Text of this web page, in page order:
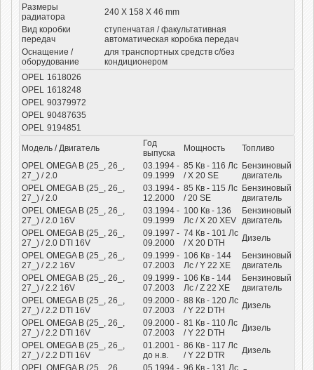
Размеры
радиатора
240 X 158 X 46 mm
Вид коробки
передач
ступенчатая / факультативная
автоматическая коробка передач
Оснащение /
оборудование
для транспортных средств с/без
кондиционером
OPEL 1618026
OPEL 1618248
OPEL 90379972
OPEL 90487635
OPEL 9194851
Модель / Двигатель
Год
выпуска
Мощность
Топливо
OPEL OMEGA B (25_, 26_,
27_) / 2.0
03.1994 -
09.1999
85 Кв - 116 Лс
/ X 20 SE
Бензиновый
двигатель
OPEL OMEGA B (25_, 26_,
27_) / 2.0
03.1994 -
12.2000
85 Кв - 115 Лс
/ 20 SE
Бензиновый
двигатель
OPEL OMEGA B (25_, 26_,
27_) / 2.0 16V
03.1994 -
09.1999
100 Кв - 136
Лс / X 20 XEV
Бензиновый
двигатель
OPEL OMEGA B (25_, 26_,
27_) / 2.0 DTI 16V
09.1997 -
09.2000
74 Кв - 101 Лс
/ X 20 DTH
Дизель
OPEL OMEGA B (25_, 26_,
27_) / 2.2 16V
09.1999 -
07.2003
106 Кв - 144
Лс / Y 22 XE
Бензиновый
двигатель
OPEL OMEGA B (25_, 26_,
27_) / 2.2 16V
09.1999 -
07.2003
106 Кв - 144
Лс / Z 22 XE
Бензиновый
двигатель
OPEL OMEGA B (25_, 26_,
27_) / 2.2 DTI 16V
09.2000 -
07.2003
88 Кв - 120 Лс
/ Y 22 DTH
Дизель
OPEL OMEGA B (25_, 26_,
27_) / 2.2 DTI 16V
09.2000 -
07.2003
81 Кв - 110 Лс
/ Y 22 DTH
Дизель
OPEL OMEGA B (25_, 26_,
27_) / 2.2 DTI 16V
01.2001 -
до н.в.
86 Кв - 117 Лс
/ Y 22 DTR
Дизель
OPEL OMEGA B (25_, 26_,
05.1994 - 96 Кв - 131 Лс